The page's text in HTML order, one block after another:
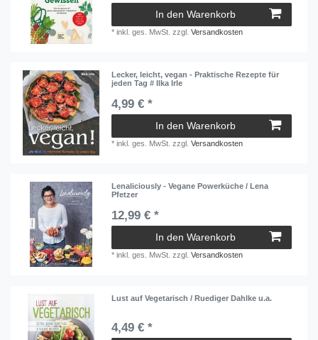
In den Warenkorb
*inkl. ges. MwSt. zzgl.Versandkosten
Lecker, leicht, vegan - Praktische Rezepte für
jeden Tag # Ilka Irle
4,99 € *
In den Warenkorb
*inkl. ges. MwSt. zzgl.Versandkosten
Lenaliciously - Vegane Powerküche / Lena
Pfetzer
12,99 € *
In den Warenkorb
*inkl. ges. MwSt. zzgl.Versandkosten
Lust auf Vegetarisch / Ruediger Dahlke u.a.
4,49 € *